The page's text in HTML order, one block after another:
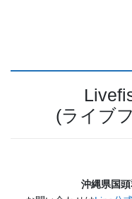
(ライブ
沖縄県国